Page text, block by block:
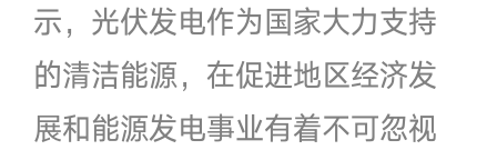
示，光伏发电作为国家大力支持
的清洁能源，在促进地区经济发
展和能源发电事业有着不可忽视